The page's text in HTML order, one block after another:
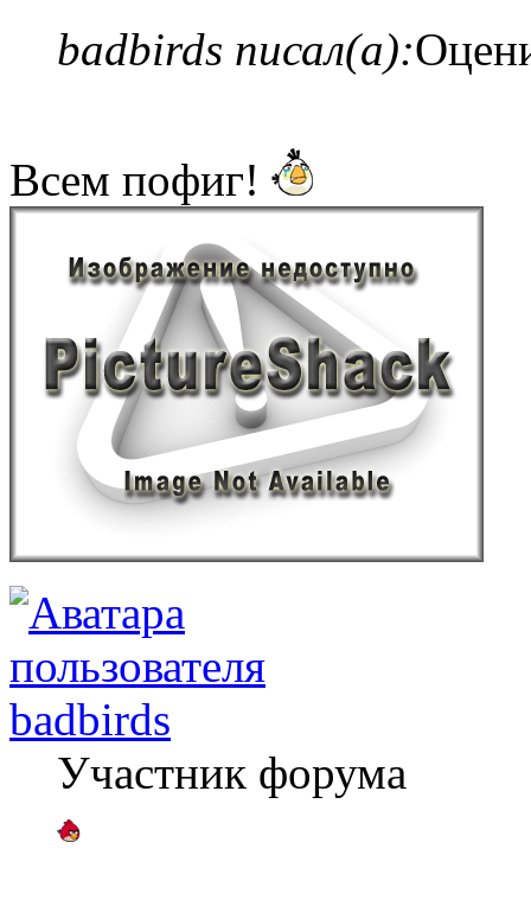
badbirds писал(а):
Всем пофиг!
badbirds
Участник форума